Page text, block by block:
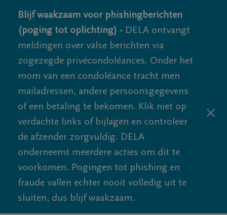
Blijf waakzaam voor phishingberichten
(poging tot oplichting) - DELA ontvangt
meldingen over valse berichten via
zogezegde privécondoléances. Onder het
mom van een condoléance tracht men
mailadressen, andere persoonsgegevens
of een betaling te bekomen. Klik niet op
verdachte links of bijlagen en controleer
de afzender zorgvuldig. DELA
onderneemt meerdere acties om dit te
voorkomen. Pogingen tot phishing en
fraude vallen echter nooit volledig uit te
sluiten, dus blijf waakzaam.